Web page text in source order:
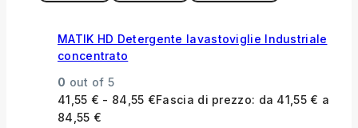
MATIK HD Detergente lavastoviglie Industriale
concentrato
0 out of 5
41,55 € - 84,55 €Fascia di prezzo: da 41,55 € a
84,55 €